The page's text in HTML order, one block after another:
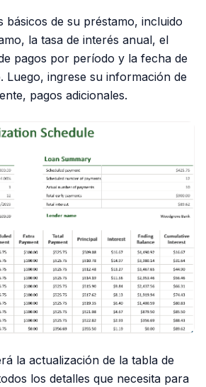
básicos de su préstamo, incluido
la tasa de interés anual, el
pagos por período y la fecha de
Luego, ingrese su información de
pagos adicionales.
la actualización de la tabla de
los detalles que necesita para